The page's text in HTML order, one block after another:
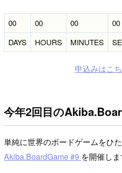
00 00 00
00
DAYS
HOURS MINUTES
申込みはこ
今年2回目の
単純に世界のボードゲームをひ
Akiba.BoardGame #9 を開催しま